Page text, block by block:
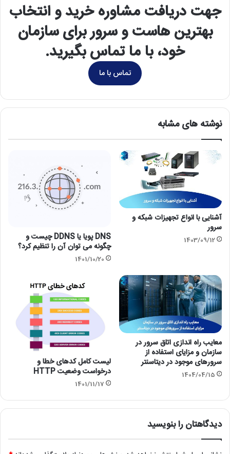
جهت دریافت مشاوره خرید و انتخاب
بهترین هاست و سرور برای سازمان
خود، با ما تماس بگیرید.
تماس با ما
نوشته های مشابه
آشنایی با انواع تجهیزات شبکه و
سرور
1403/09/12 DNS پویا یا DDNS چیست و
چگونه می توان آن را تنظیم کرد؟
1401/10/20
معایب راه اندازی اتاق سرور در
سازمان و مزایای استفاده از
سرورهای موجود در دیتاسنتر
1404/04/15
لیست کامل کدهای خطا و
درخواست وضعیت HTTP
1401/11/17
دیدگاهتان را بنویسید